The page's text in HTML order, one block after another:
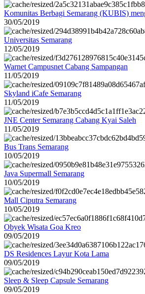
Komunitas Berbagi Semarang (KUBIS)
30/05/2019
Universitas Semarang
12/05/2019
Warnet Campusnet Cabang Sampangan
11/05/2019
Skyland iCafe Semarang
11/05/2019
JNE Center Semarang Cabang Kyai Saleh
11/05/2019
Bus Trans Semarang
10/05/2019
Java Supermall Semarang
10/05/2019
Mall Ciputra Semarang
10/05/2019
Obyek Wisata Goa Kreo
09/05/2019
DS Residences Layur Kota Lama
09/05/2019
Sleep & Sleep Capsule Semarang
09/05/2019